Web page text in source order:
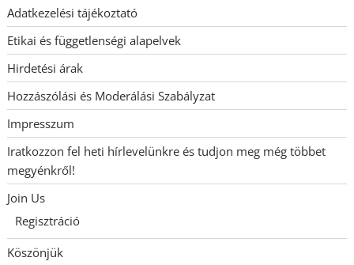
Adatkezelési tájékoztató
Etikai és függetlenségi alapelvek
Hirdetési árak
Hozzászólási és Moderálási Szabályzat
Impresszum
Iratkozzon fel heti hírlevelünkre és tudjon meg még többet
megyénkről!
Join Us
Regisztráció
Köszönjük